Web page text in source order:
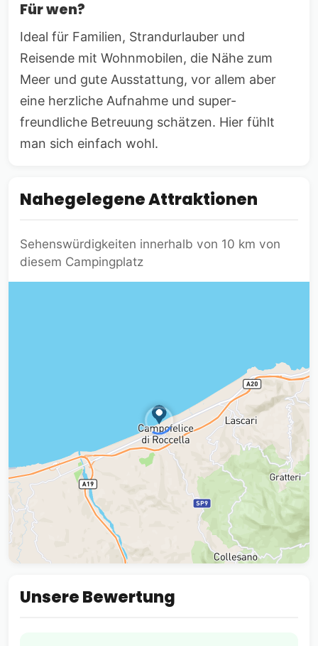
Für wen?
Ideal für Familien, Strandurlauber und
Reisende mit Wohnmobilen, die Nähe zum
Meer und gute Ausstattung, vor allem aber
eine herzliche Aufnahme und super-
freundliche Betreuung schätzen. Hier fühlt
man sich einfach wohl.
Nahegelegene Attraktionen
Sehenswürdigkeiten innerhalb von 10 km von
diesem Campingplatz
Unsere Bewertung